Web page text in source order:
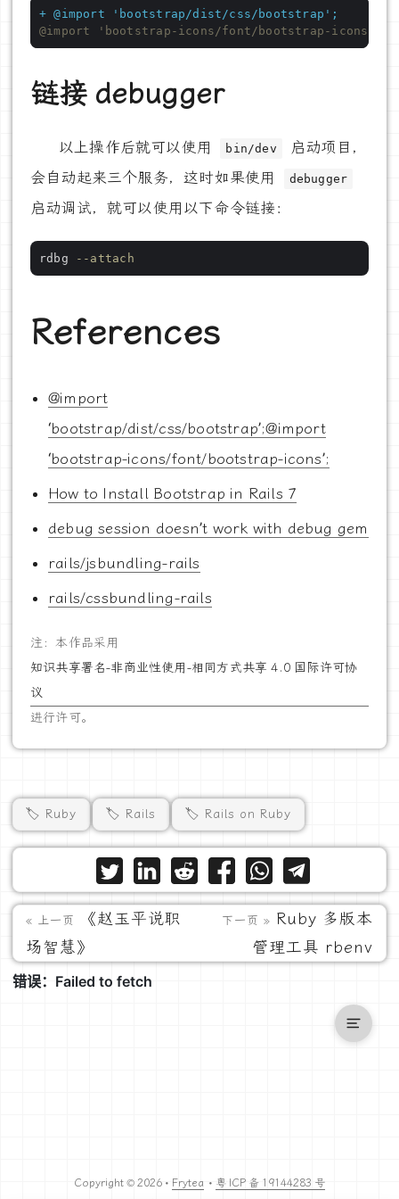
+ @import 'bootstrap/dist/css/bootstrap';
链接 debugger
以上操作后就可以使用 bin/dev
启动项目，
会自动起来三个服务，这时如果使用
debugger
启动调试，就可以使用以下命令链接：
rdbg --attach
References
@import
‘bootstrap/dist/css/bootstrap’;@import
‘bootstrap-icons/font/bootstrap-icons’;
How to Install Bootstrap in Rails 7
debug session doesn’t work with debug gem
rails/jsbundling-rails
rails/cssbundling-rails
注：本作品采用
知识共享署名-非商业性使用-相同方式共享 4.0 国际许可协
议
进行许可。
🏷️ Ruby 🏷️ Rails 🏷️ Rails on Ruby
« 上一页
《赵玉平说职
场智慧》
下一页 » Ruby 多版本
管理工具 rbenv
Copyright © 2026 • Frytea • 粤 ICP 备 19144283 号